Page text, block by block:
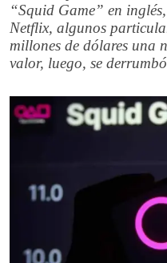
“Squid Game” en
Netflix, algunos
millones de dólares una
valor, luego, se